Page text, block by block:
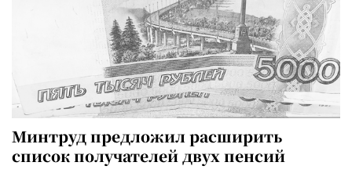
Минтруд предложил расширить
список получателей двух пенсий